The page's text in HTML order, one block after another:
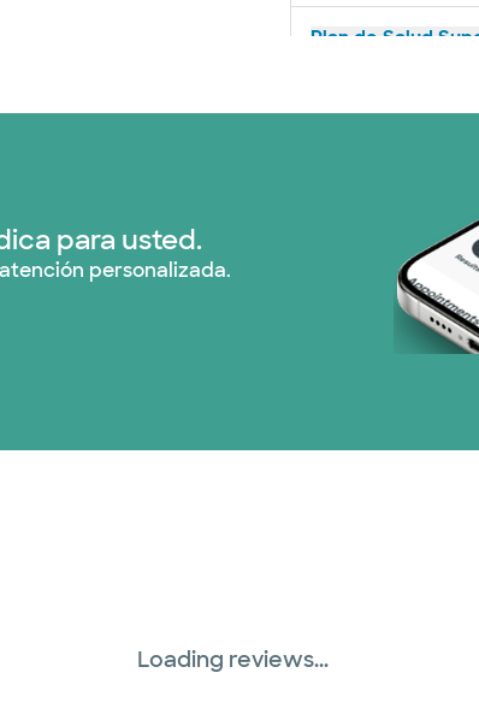
Plan de Salud
United
WellMed (15
para usted.
personalizada.
Loading reviews...